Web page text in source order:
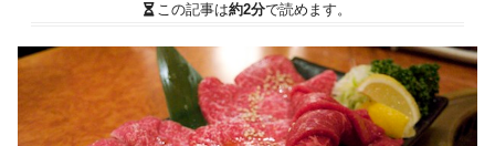
この記事は約2分で読めます。